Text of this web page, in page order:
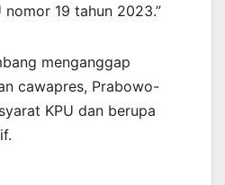
nomor 19 tahun 2023.”
menganggap
cawapres, Prabowo-
KPU dan berupa